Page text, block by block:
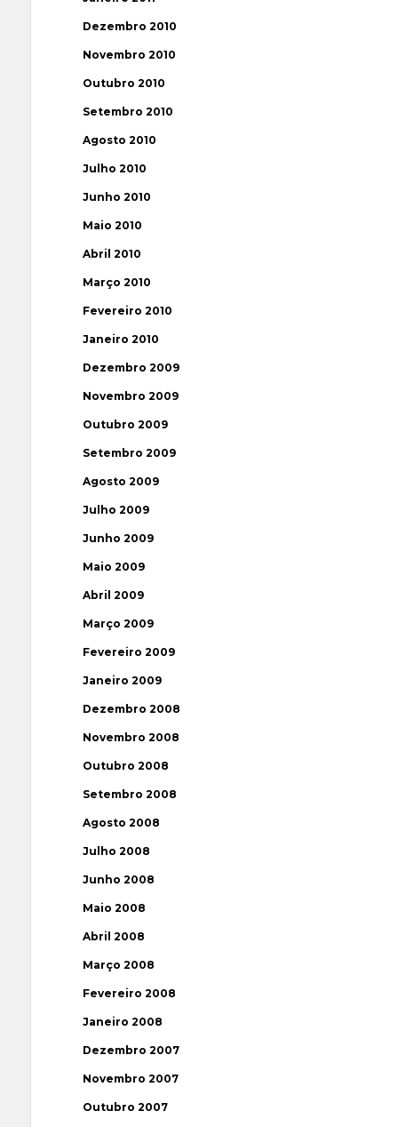
Dezembro 2010
Novembro 2010
Outubro 2010
Setembro 2010
Agosto 2010
Julho 2010
Junho 2010
Maio 2010
Abril 2010
Março 2010
Fevereiro 2010
Janeiro 2010
Dezembro 2009
Novembro 2009
Outubro 2009
Setembro 2009
Agosto 2009
Julho 2009
Junho 2009
Maio 2009
Abril 2009
Março 2009
Fevereiro 2009
Janeiro 2009
Dezembro 2008
Novembro 2008
Outubro 2008
Setembro 2008
Agosto 2008
Julho 2008
Junho 2008
Maio 2008
Abril 2008
Março 2008
Fevereiro 2008
Janeiro 2008
Dezembro 2007
Novembro 2007
Outubro 2007